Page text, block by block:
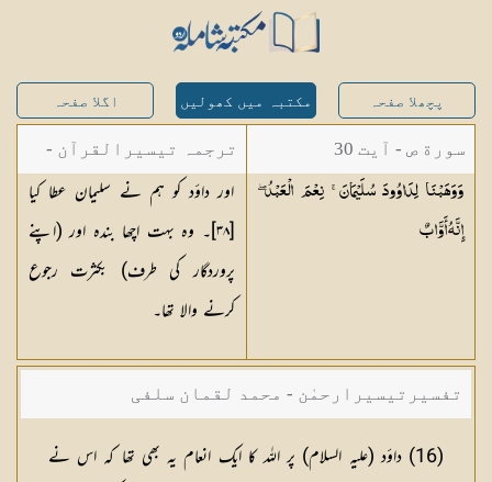
پچھلا صفحہ مکتبہ میں کھولیں اگلا صفحہ
سورة ص - آیت 30
وَوَهَبْنَا لِدَاوُودَ سُلَيْمَانَ ۚ نِعْمَ الْعَبْدُ ۖ
إِنَّهُأَوَّابٌ
ترجمہ تیسیرالقرآن -
مولانا عبد الرحمن
کیلانی
اور داؤد کو ہم نے سلیمان عطا کیا
[٣٨]۔ وہ بہت اچھا بندہ اور (اپنے
پروردگار کی طرف) بکثرت رجوع
کرنے والا تھا۔
تفسیرتیسیرارحمٰن - محمد لقمان سلفی
(16) داؤد (علیہ السلام) پر اللہ کا ایک انعام یہ بھی تھا کہ اس نے